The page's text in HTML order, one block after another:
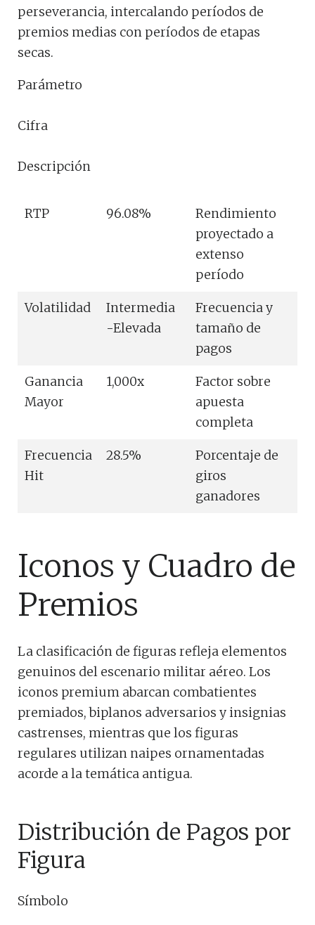
perseverancia, intercalando períodos de
premios medias con períodos de etapas
secas.
Parámetro
Cifra
Descripción
RTP 96.08%
Rendimiento
proyectado a
extenso
período
Volatilidad
Intermedia
-Elevada
Frecuencia y
tamaño de
pagos
Ganancia
Mayor
1,000x
Factor sobre
apuesta
completa
Frecuencia
Hit
28.5%
Porcentaje de
giros
ganadores
Iconos y Cuadro de
Premios
La clasificación de figuras refleja elementos
genuinos del escenario militar aéreo. Los
iconos premium abarcan combatientes
premiados, biplanos adversarios y insignias
castrenses, mientras que los figuras
regulares utilizan naipes ornamentadas
acorde a la temática antigua.
Distribución de Pagos por
Figura
Símbolo